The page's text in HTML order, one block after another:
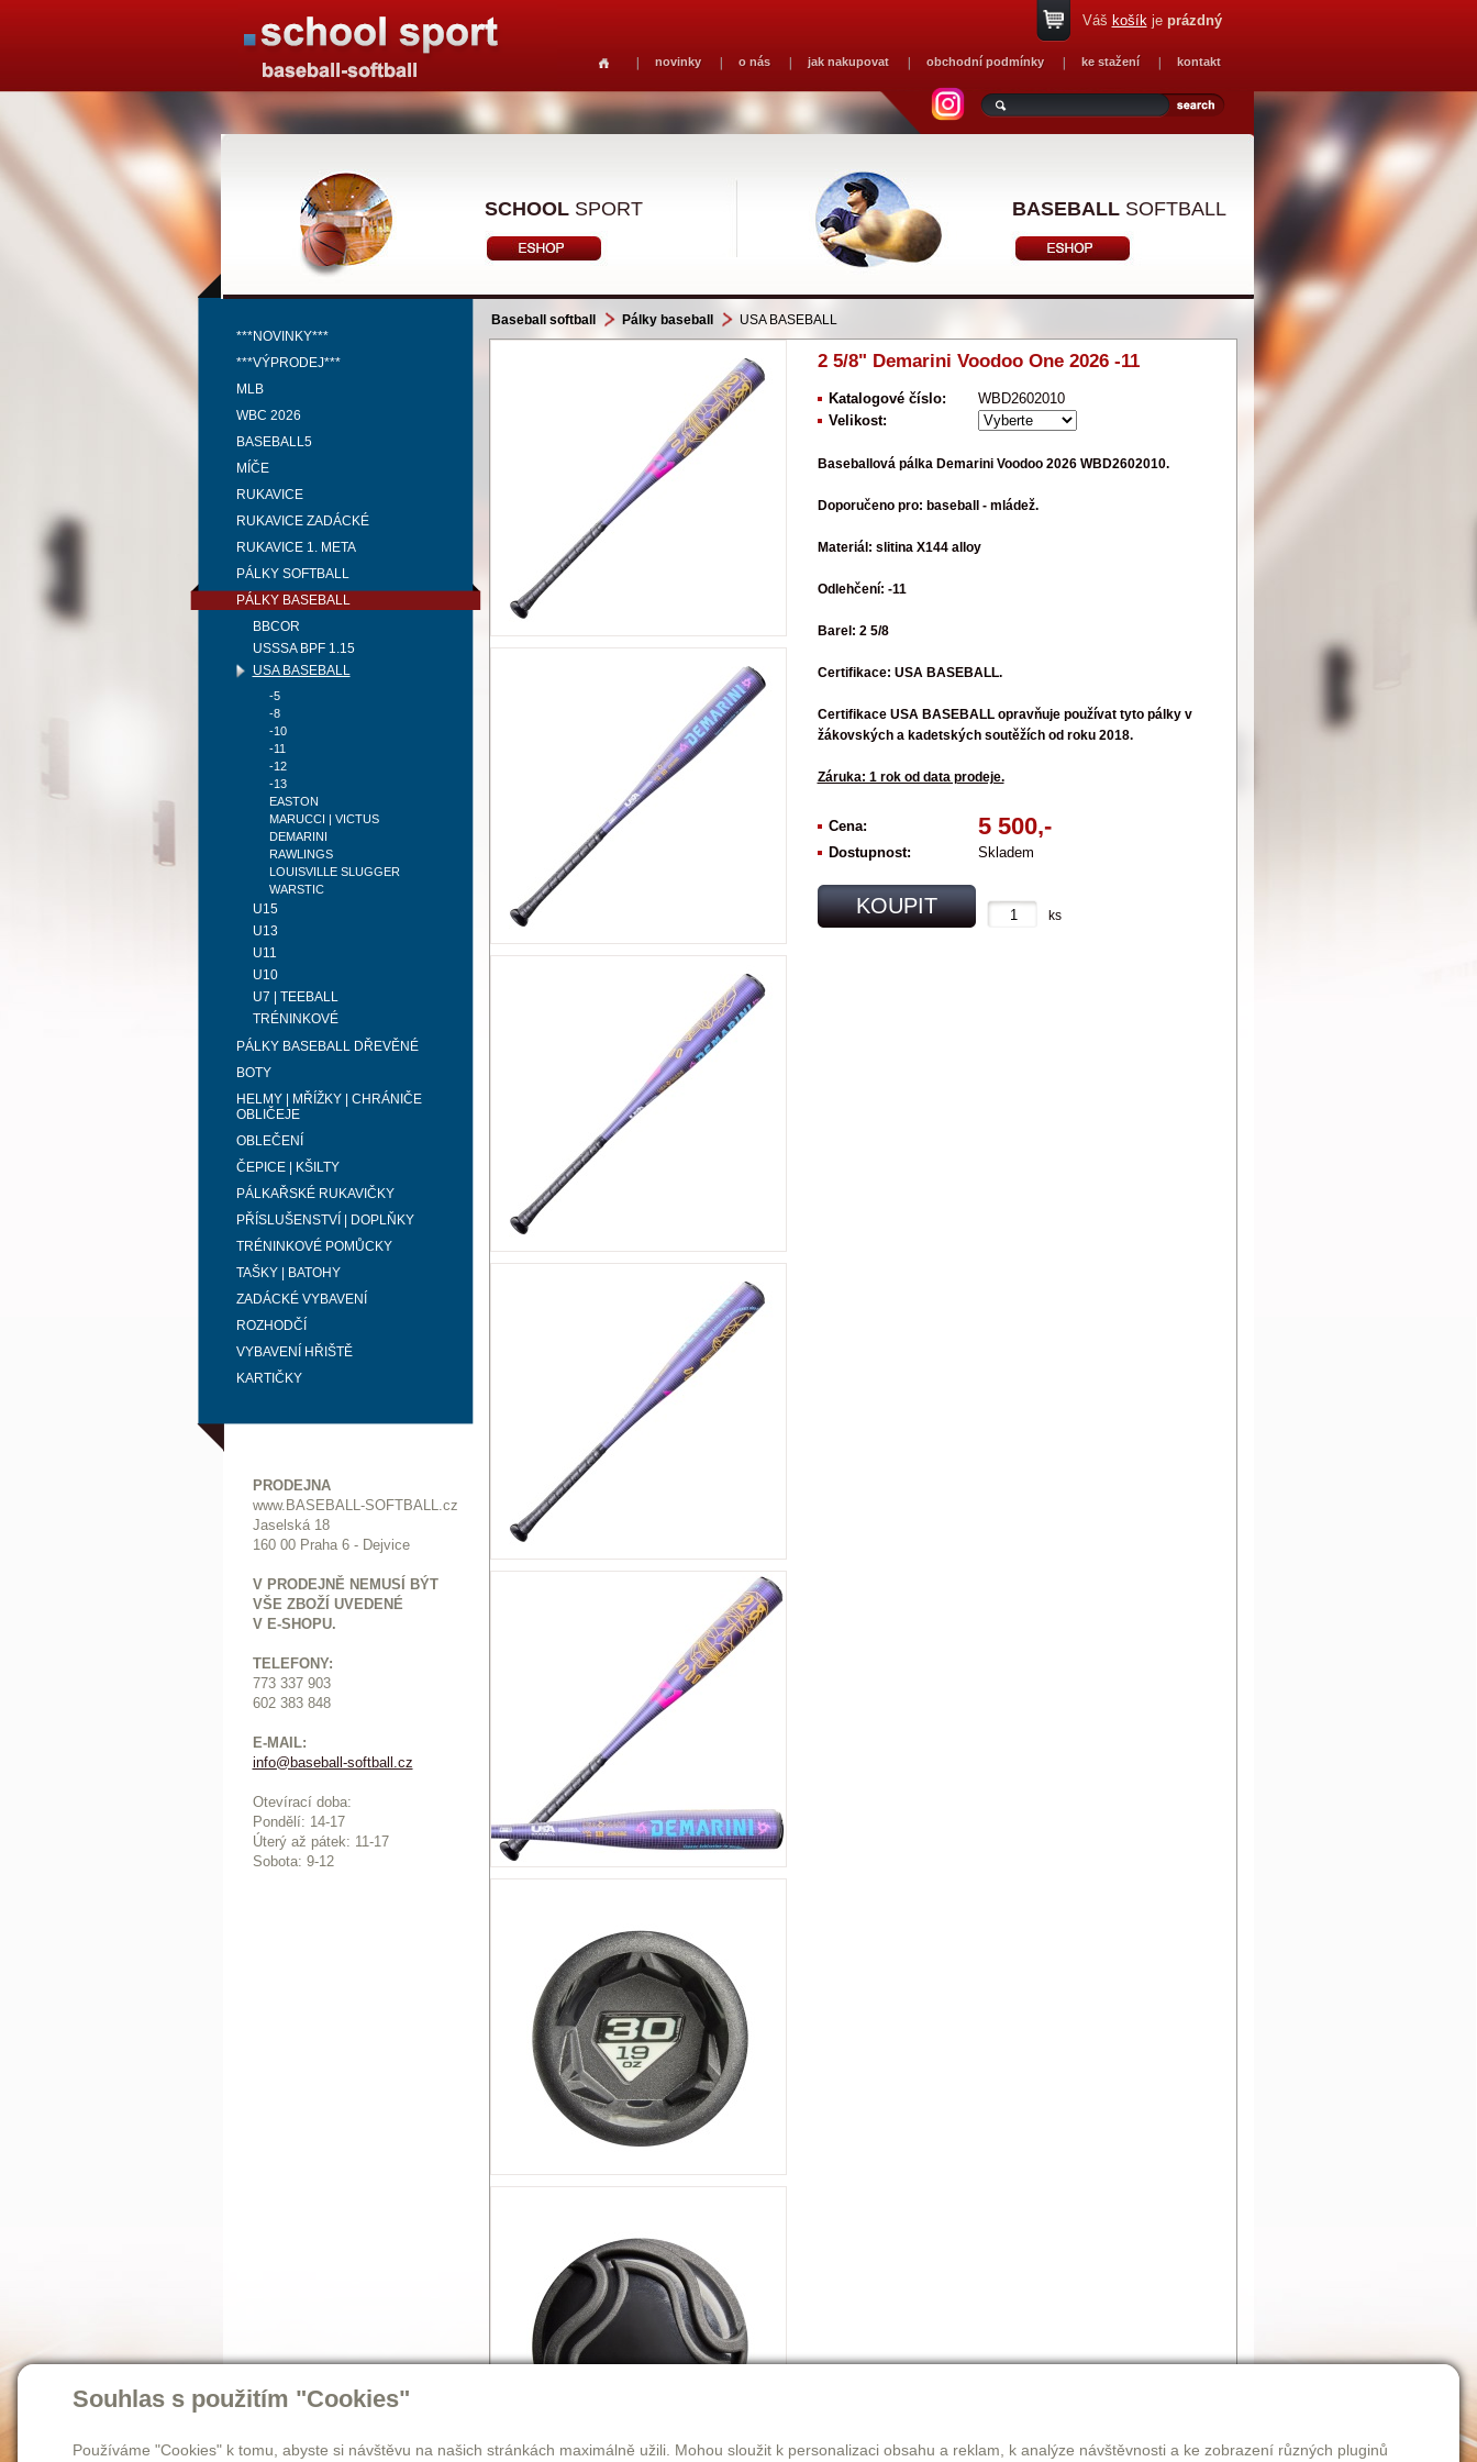
Souhlas s použitím "Cookies"
Používáme "Cookies" k tomu, abyste si návštěvu na našich stránkách maximálně užili. Mohou sloužit k personalizaci obsahu a reklam, k analýze návštěvnosti a ke zobrazení různých pluginů
novinky o nás jak nakupovat obchodní podmínky ke stažení kontakt
Váš košíkje prázdný
SCHOOLSPORT BASEBALLSOFTBALL
***NOVINKY***
***VÝPRODEJ***
MLB
WBC 2026
BASEBALL5
MÍČE
RUKAVICE
RUKAVICE ZADÁCKÉ
RUKAVICE 1. META
PÁLKY SOFTBALL
PÁLKY BASEBALL
BBCOR
USSSA BPF 1.15
USA BASEBALL
-5
-8
-10
-11
-12
-13
EASTON
MARUCCI | VICTUS
DEMARINI
RAWLINGS
LOUISVILLE SLUGGER
WARSTIC
U15
U13
U11
U10
U7 | TEEBALL
TRÉNINKOVÉ
PÁLKY BASEBALL DŘEVĚNÉ
BOTY
HELMY | MŘÍŽKY | CHRÁNIČE
OBLIČEJE
OBLEČENÍ
ČEPICE | KŠILTY
PÁLKAŘSKÉ RUKAVIČKY
PŘÍSLUŠENSTVÍ | DOPLŇKY
TRÉNINKOVÉ POMŮCKY
TAŠKY | BATOHY
ZADÁCKÉ VYBAVENÍ
ROZHODČÍ
VYBAVENÍ HŘIŠTĚ
KARTIČKY
PRODEJNA
www.BASEBALL-SOFTBALL.cz
Jaselská 18
160 00 Praha 6 - Dejvice
V PRODEJNĚ NEMUSÍ BÝT
VŠE ZBOŽÍ UVEDENÉ
V E-SHOPU.
TELEFONY:
773 337 903
602 383 848
E-MAIL:
info@baseball-softball.cz
Otevírací doba:
Pondělí: 14-17
Úterý až pátek: 11-17
Sobota: 9-12
Baseball softball Pálky baseball USA BASEBALL
2 5/8" Demarini Voodoo One 2026 -11
Katalogové číslo:
WBD2602010
Velikost:
Baseballová pálka Demarini Voodoo 2026 WBD2602010.
Doporučeno pro: baseball - mládež.
Materiál: slitina X144 alloy
Odlehčení: -11
Barel: 2 5/8
Certifikace: USA BASEBALL.
Certifikace USA BASEBALL opravňuje používat tyto pálky v
žákovských a kadetských soutěžích od roku 2018.
Záruka: 1 rok od data prodeje.
Cena: 5 500,-
Dostupnost: Skladem
KOUPIT ks